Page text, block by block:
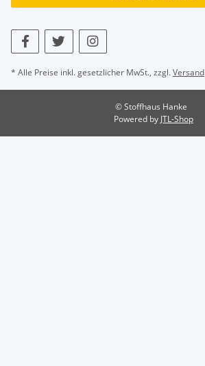
* Alle Preise inkl. gesetzlicher MwSt., zzgl.Versand
© Stoffhaus Hanke
Powered by JTL-Shop